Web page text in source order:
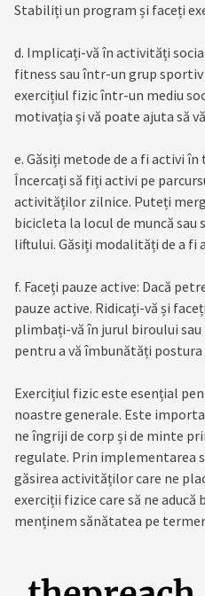
Stabiliți un program și faceți
d. Implicați-vă în activități
fitness sau într-un grup sportiv
exercițiul fizic într-un mediu
motivația și vă poate ajuta să
e. Găsiți metode de a fi activi
Încercați să fiți activi pe
activităților zilnice. Puteți
bicicleta la locul de muncă sau
liftului. Găsiți modalități de a fi
f. Faceți pauze active: Dacă
pauze active. Ridicați-vă și
plimbați-vă în jurul biroului
pentru a vă îmbunătăți
Exercițiul fizic este esențial
noastre generale. Este
ne îngriji de corp și de minte
regulate. Prin implementarea
găsirea activităților care ne
exerciții fizice care să ne aducă
menținem sănătatea pe